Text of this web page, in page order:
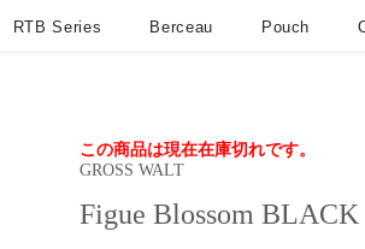
RTB Series Berceau Pouch
この商品は現在在庫切れです。
GROSS WALT
Figue Blossom BLACK